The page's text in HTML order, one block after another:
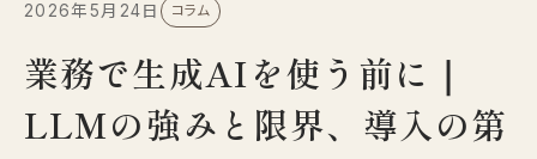
2026年5月24日 コラム
業務で生成AIを使う前に｜
LLMの強みと限界、導入の第